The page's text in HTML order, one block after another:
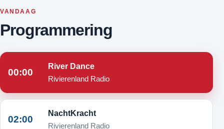
VANDAAG
Programmering
00:00
River Dance
Rivierenland Radio
02:00
NachtKracht
Rivierenland Radio